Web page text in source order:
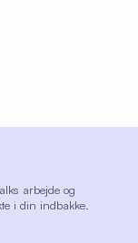
arbejde og
i din indbakke.